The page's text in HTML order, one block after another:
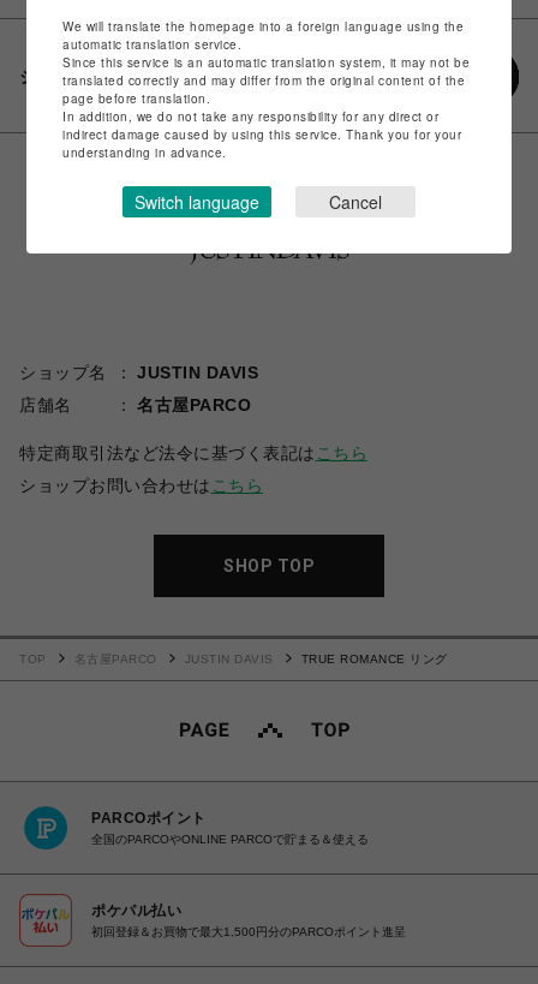
シェアする
ショップ名
JUSTIN DAVIS
店舗名
名古屋PARCO
特定商取引法など法令に基づく表記は こちら
ショップお問い合わせは こちら
SHOP TOP
TOP 名古屋PARCO JUSTIN DAVIS TRUE ROMANCE リング
PARCOポイント
全国のPARCOやONLINE PARCOで貯まる＆使える
ポケパル払い
初回登録＆お買物で最大1,500円分のPARCOポイント進呈
We will translate the homepage into a foreign language using the
automatic translation service.
Since this service is an automatic translation system, it may not be
translated correctly and may differ from the original content of the
page before translation.
In addition, we do not take any responsibility for any direct or
indirect damage caused by using this service. Thank you for your
understanding in advance.
Switch language Cancel